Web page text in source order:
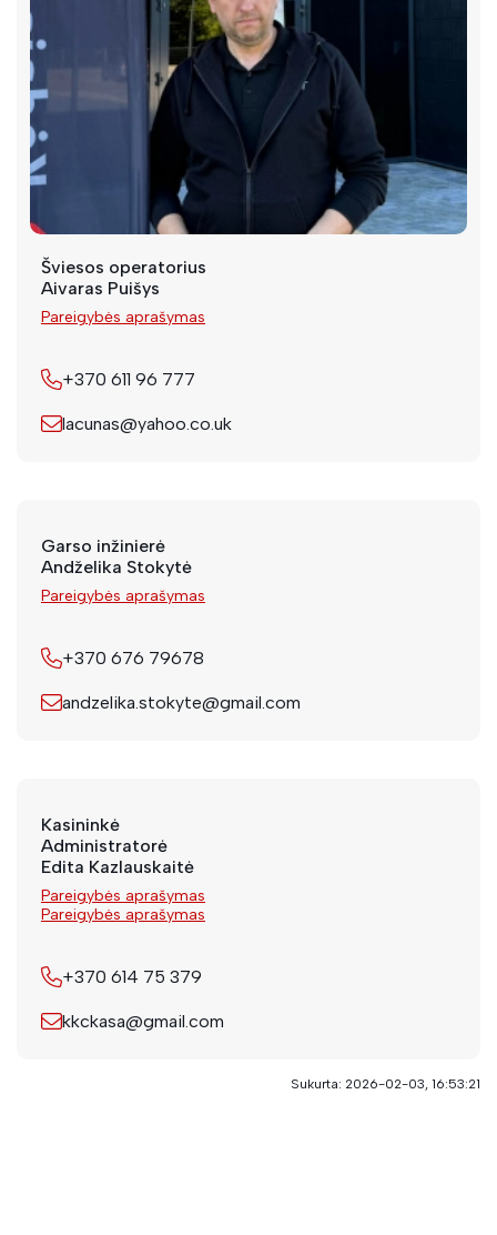
Šviesos operatorius
Aivaras Puišys
Pareigybės aprašymas
+370 611 96 777
lacunas@yahoo.co.uk
Garso inžinierė
Andželika Stokytė
Pareigybės aprašymas
+370 676 79678
andzelika.stokyte@gmail.com
Kasininkė
Administratorė
Edita Kazlauskaitė
Pareigybės aprašymas
Pareigybės aprašymas
+370 614 75 379
kkckasa@gmail.com
Sukurta: 2026-02-03, 16:53:21